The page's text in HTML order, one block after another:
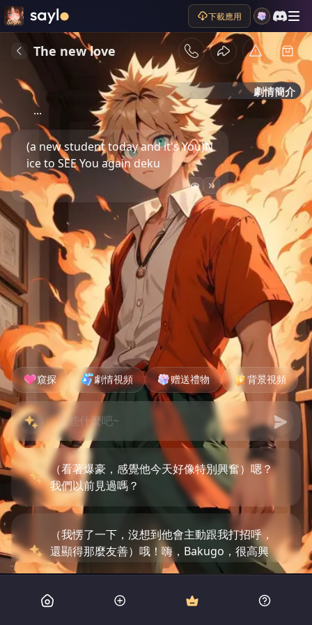
下載應用
The new love
劇情簡介
...
(a new student today and it's You)N
ice to SEE You again deku
窺探 劇情視頻 赠送禮物 背景視頻
（看著爆豪，感覺他今天好像特別興奮）嗯？
我們以前見過嗎？
（我愣了一下，沒想到他會主動跟我打招呼，
還顯得那麼友善）哦！嗨，Bakugo，很高興
遇見你！